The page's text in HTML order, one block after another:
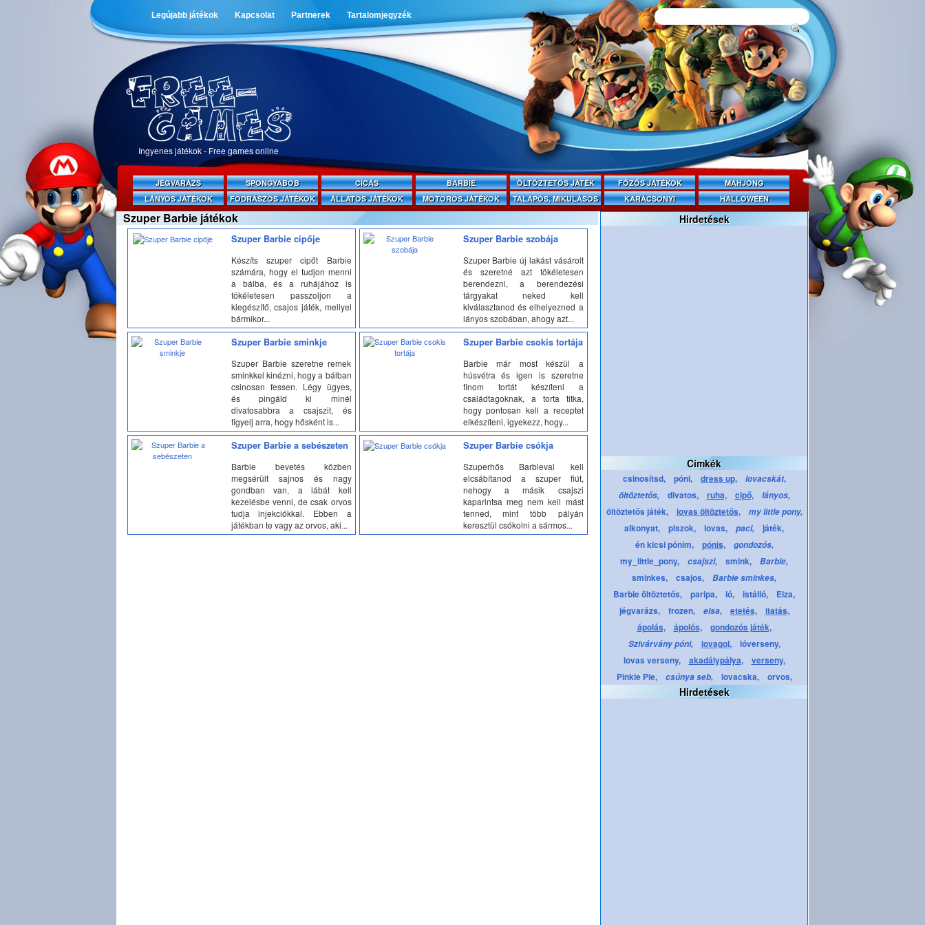
Legújabb játékok Kapcsolat Partnerek Tartalomjegyzék
Ingyenes játékok - Free games online
JÉGVARÁZS SPONGYABOB CICÁS BARBIE ÖLTÖZTETŐS JÁTÉK FŐZŐS JÁTÉKOK
MAHJONG
LÁNYOS JÁTÉKOK
FODRÁSZOS JÁTÉKOK ÁLLATOS JÁTÉKOK MOTOROS JÁTÉKOK TALAPÓS, MIKULÁSOS KARÁCSONYI HALLOWEEN
Szuper Barbie játékok
Szuper Barbie cipője
Készíts szuper cipőt Barbie
számára, hogy el tudjon menni
a bálba, és a ruhájához is
tökéletesen passzoljon a
kiegészítő, csajos játék, mellyel
bármikor...
Szuper Barbie szobája
Szuper Barbie új lakást vásárolt
és szeretné azt tökéletesen
berendezni, a berendezési
tárgyakat neked kell
kiválasztanod és elhelyezned a
lányos szobában, ahogy azt...
Szuper Barbie sminkje
Szuper Barbie szeretne remek
sminkkel kinézni, hogy a bálban
csinosan fessen. Légy ügyes,
és pingáld ki minél
divatosabbra a csajszit, és
figyelj arra, hogy hősként is...
Szuper Barbie csokis tortája
Barbie már most készül a
húsvétra és igen is szeretne
finom tortát készíteni a
családtagoknak, a torta titka,
hogy pontosan kell a receptet
elkészíteni, igyekezz, hogy...
Szuper Barbie a sebészeten
Barbie bevetés közben
megsérült sajnos és nagy
gondban van, a lábát kell
kezelésbe venni, de csak orvos
tudja injekciókkal. Ebben a
játékban te vagy az orvos, aki...
Szuper Barbie csókja
Szuperhős Barbieval kell
elcsábítanod a szuper fiút,
nehogy a másik csajszi
kaparintsa meg nem kell mást
tenned, mint több pályán
keresztül csókolni a sármos...
Hirdetések
Címkék
csinosítsd, póni, dress up,
lovacskát,
öltöztetős,
divatos, ruha, cipő, lányos,
öltöztetős játék, lovas öltöztetős, my little pony,
alkonyat, piszok, lovas, paci,
játék,
én kicsi pónim,
pónis, gondozós,
my_little_pony, csajszi, smink, Barbie,
sminkes, csajos, Barbie sminkes,
Barbie öltöztetős, paripa, ló, istálló,
Elza,
jégvarázs,
frozen, elsa, etetés,
itatás,
ápolás,
ápolós, gondozós játék,
Szivárvány póni, lovagol,
lóverseny,
lovas verseny,
akadálypálya,
verseny,
Pinkie Pie,
csúnya seb, lovacska, orvos,
Hirdetések